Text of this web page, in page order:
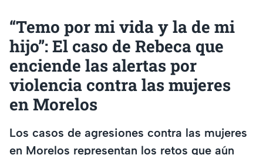
“Temo por mi vida y la de mi
hijo”: El caso de Rebeca que
enciende las alertas por
violencia contra las mujeres
en Morelos
Los casos de agresiones contra las mujeres
en Morelos representan los retos que aún